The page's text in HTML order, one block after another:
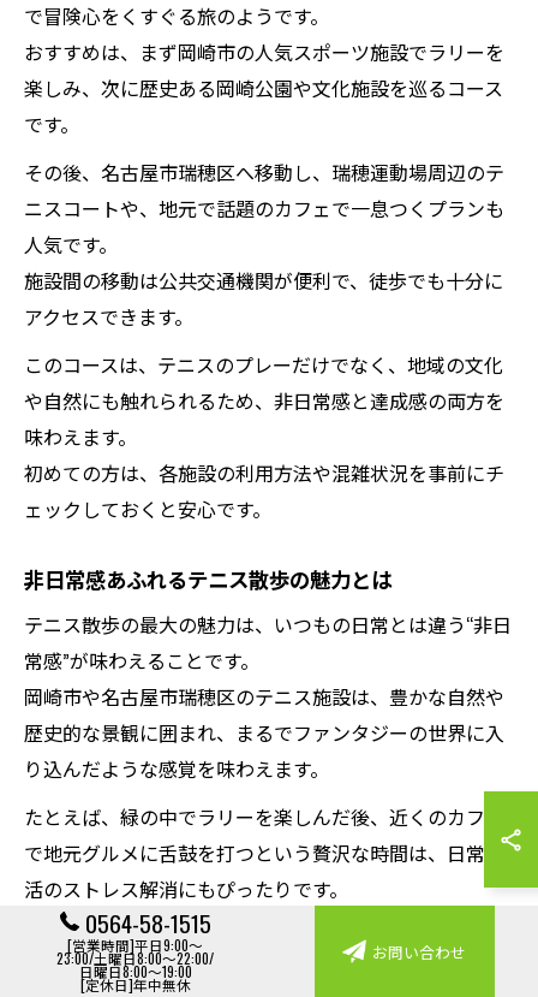
で冒険心をくすぐる旅のようです。
おすすめは、まず岡崎市の人気スポーツ施設でラリーを
楽しみ、次に歴史ある岡崎公園や文化施設を巡るコース
です。
その後、名古屋市瑞穂区へ移動し、瑞穂運動場周辺のテ
ニスコートや、地元で話題のカフェで一息つくプランも
人気です。
施設間の移動は公共交通機関が便利で、徒歩でも十分に
アクセスできます。
このコースは、テニスのプレーだけでなく、地域の文化
や自然にも触れられるため、非日常感と達成感の両方を
味わえます。
初めての方は、各施設の利用方法や混雑状況を事前にチ
ェックしておくと安心です。
非日常感あふれるテニス散歩の魅力とは
テニス散歩の最大の魅力は、いつもの日常とは違う“非日
常感”が味わえることです。
岡崎市や名古屋市瑞穂区のテニス施設は、豊かな自然や
歴史的な景観に囲まれ、まるでファンタジーの世界に入
り込んだような感覚を味わえます。
たとえば、緑の中でラリーを楽しんだ後、近くのカフェ
で地元グルメに舌鼓を打つという贅沢な時間は、日常生
活のストレス解消にもぴったりです。
また、テニス仲間や家族、友人と一緒に巡ることで、絆
が深まり、思い出に残る週末を過ごせます。
0564-58-1515
[営業時間]平日9:00～
23:00/土曜日8:00～22:00/
日曜日8:00～19:00
[定休日]年中無休
お問い合わせ